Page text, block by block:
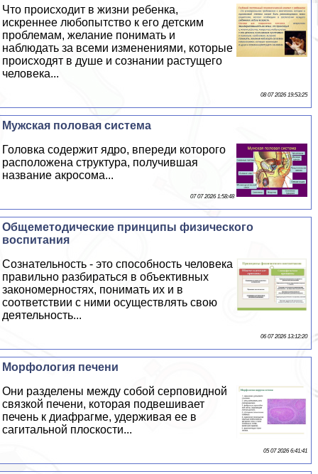
Что происходит в жизни ребенка,
искреннее любопытство к его детским
проблемам, желание понимать и
наблюдать за всеми изменениями, которые
происходят в душе и сознании растущего
человека...
08 07 2026 19:53:25
Мужская пoлoвая система
Головка содержит ядро, впереди которого
расположена структура, получившая
название акросома...
07 07 2026 1:58:48
Общеметодические принципы физического
воспитания
Сознательность - это способность человека
правильно разбираться в объективных
закономерностях, понимать их и в
соответствии с ними осуществлять свою
деятельность...
06 07 2026 13:12:20
Морфология печени
Они разделены между собой серповидной
связкой печени, которая подвешивает
печень к диафрагме, удерживая ее в
сагитальной плоскости...
05 07 2026 6:41:41